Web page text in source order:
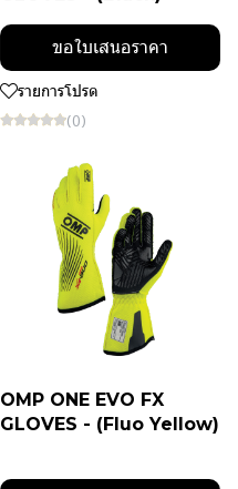
ขอใบเสนอราคา
รายการโปรด
(0)
OMP ONE EVO FX
GLOVES - (Fluo Yellow)